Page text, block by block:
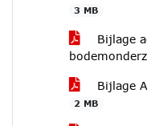
3 MB
Bijlage
Bijlage
2 MB